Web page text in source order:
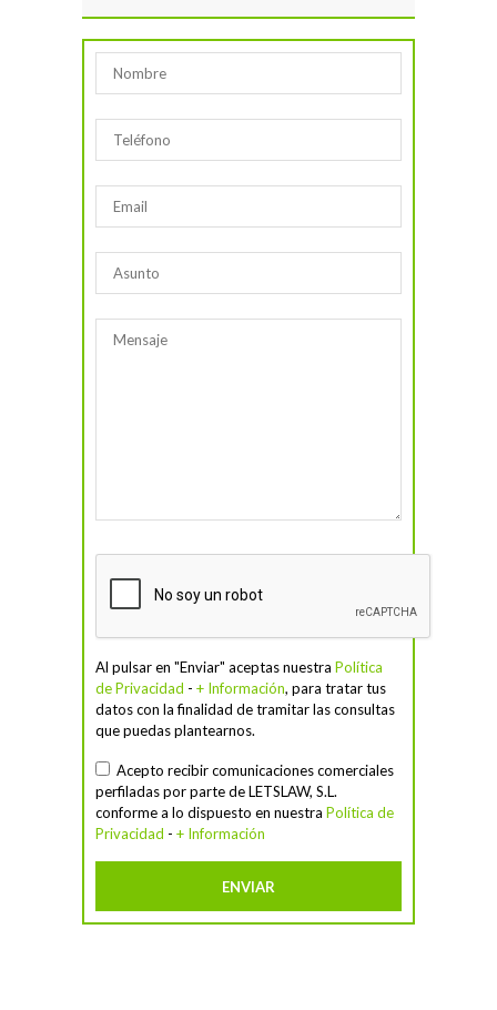
Al pulsar en "Enviar" aceptas nuestra Política
de Privacidad - + Información, para tratar tus
datos con la finalidad de tramitar las consultas
que puedas plantearnos.
Acepto recibir comunicaciones comerciales
perfiladas por parte de LETSLAW, S.L.
conforme a lo dispuesto en nuestra Política de
Privacidad - + Información